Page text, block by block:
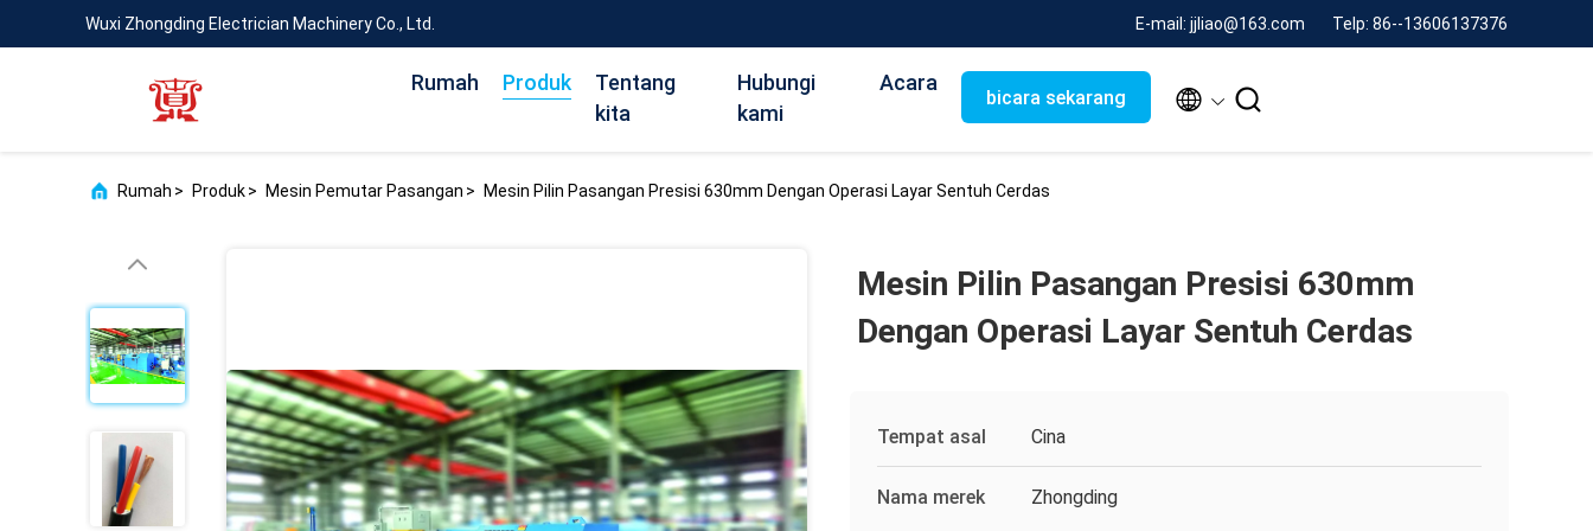
Wuxi Zhongding Electrician Machinery Co., Ltd. E-mail: jjliao@163.com Telp: 86--13606137376
Rumah Produk
Tentang
kita
Hubungi
kami
Acara
bicara sekarang  
Rumah > Produk> Mesin Pemutar Pasangan > Mesin Pilin Pasangan Presisi 630mm Dengan Operasi Layar Sentuh Cerdas
Mesin Pilin Pasangan Presisi 630mm
Dengan Operasi Layar Sentuh Cerdas
Tempat asal Cina
Nama merek Zhongding